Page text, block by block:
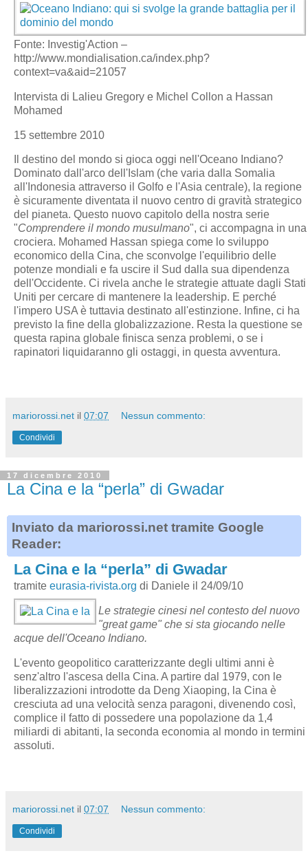
Fonte: Investig'Action –
http://www.mondialisation.ca/index.php?
context=va&aid=21057
Intervista di Lalieu Gregory e Michel Collon a Hassan
Mohamed
15 settembre 2010
Il destino del mondo si gioca oggi nell'Oceano Indiano?
Dominato dall'arco dell'Islam (che varia dalla Somalia
all'Indonesia attraverso il Golfo e l'Asia centrale), la regione
è sicuramente diventata il nuovo centro di gravità strategico
del pianeta. Questo nuovo capitolo della nostra serie
"Comprendere il mondo musulmano", ci accompagna in una
crociera. Mohamed Hassan spiega come lo sviluppo
economico della Cina, che sconvolge l'equilibrio delle
potenze mondiali e fa uscire il Sud dalla sua dipendenza
dell'Occidente. Ci rivela anche le strategie attuate dagli Stati
Uniti per cercare di mantenere la leadership. E perché
l'impero USA è tuttavia destinato all'estinzione. Infine, ci ha
previsto la fine della globalizzazione. Resta la questione se
questa rapina globale finisca senza problemi, o se i
rapinatori liquidaranno gli ostaggi, in questa avventura.
mariorossi.net il 07:07 Nessun commento:
Condividi
17 dicembre 2010
La Cina e la “perla” di Gwadar
Inviato da mariorossi.net tramite Google
Reader:
La Cina e la “perla” di Gwadar
tramite eurasia-rivista.org di Daniele il 24/09/10
Le strategie cinesi nel contesto del nuovo
"great game" che si sta giocando nelle
acque dell'Oceano Indiano.
L'evento geopolitico caratterizzante degli ultimi anni è
senz'altro l'ascesa della Cina. A partire dal 1979, con le
liberalizzazioni introdotte da Deng Xiaoping, la Cina è
cresciuta ad una velocità senza paragoni, divenendo così,
complice il fatto di possedere una popolazione da 1,4
miliardi di abitanti, la seconda economia al mondo in termini
assoluti.
mariorossi.net il 07:07 Nessun commento:
Condividi